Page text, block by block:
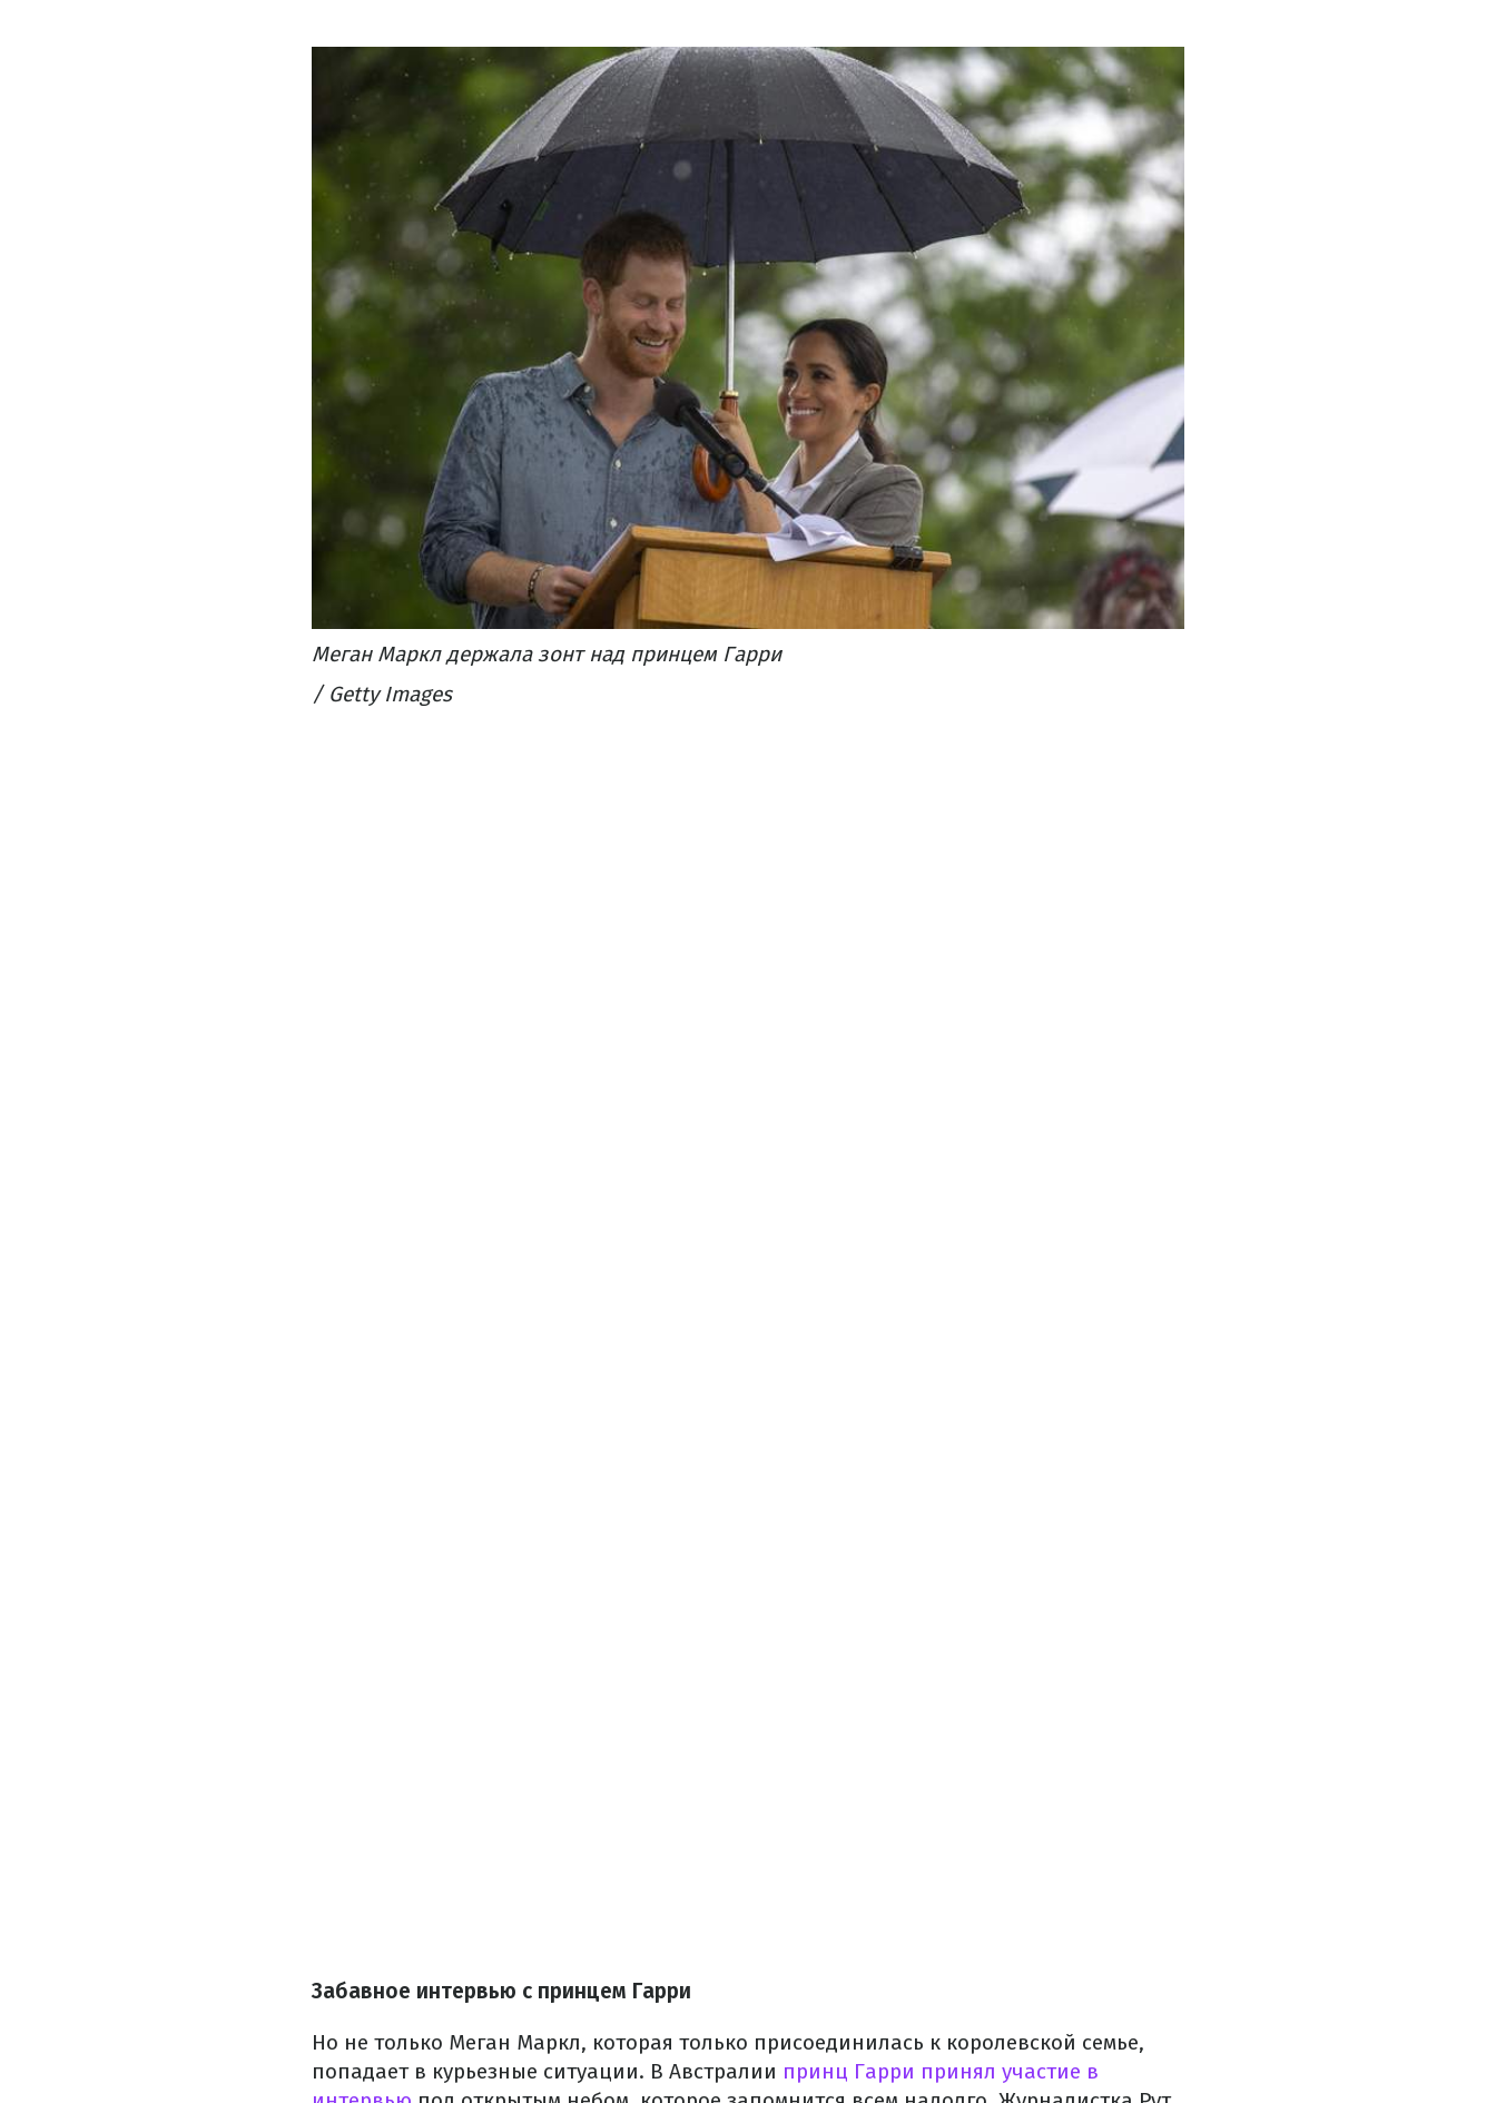
Меган Маркл держала зонт над принцем Гарри
/ Getty Images
Забавное интервью с принцем Гарри
Но не только Меган Маркл, которая только присоединилась к королевской семье,
попадает в курьезные ситуации. В Австралии принц Гарри принял участие в